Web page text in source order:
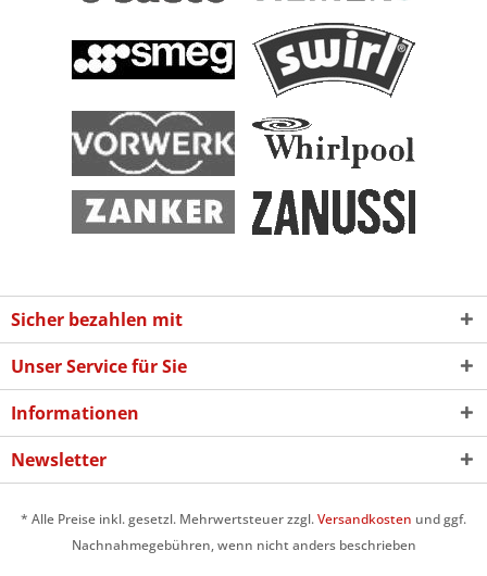
Sicher bezahlen mit
Unser Service für Sie
Informationen
Newsletter
* Alle Preise inkl. gesetzl. Mehrwertsteuer zzgl.Versandkosten und ggf.
Nachnahmegebühren, wenn nicht anders beschrieben